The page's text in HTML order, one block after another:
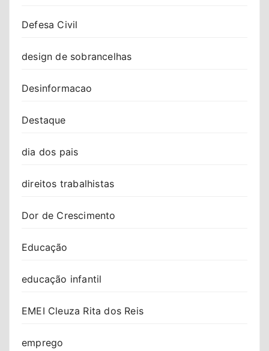
Defesa Civil
design de sobrancelhas
Desinformacao
Destaque
dia dos pais
direitos trabalhistas
Dor de Crescimento
Educação
educação infantil
EMEI Cleuza Rita dos Reis
emprego